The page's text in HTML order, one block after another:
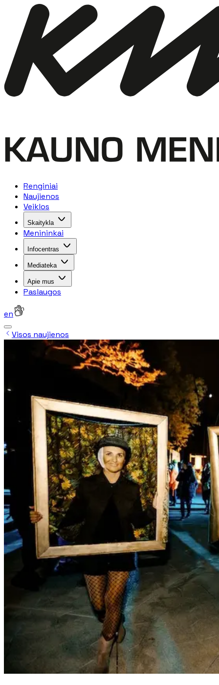
Renginiai
Naujienos
Veiklos
Skaitykla
Menininkai
Infocentras
Mediateka
Apie mus
Paslaugos
en
Visos naujienos